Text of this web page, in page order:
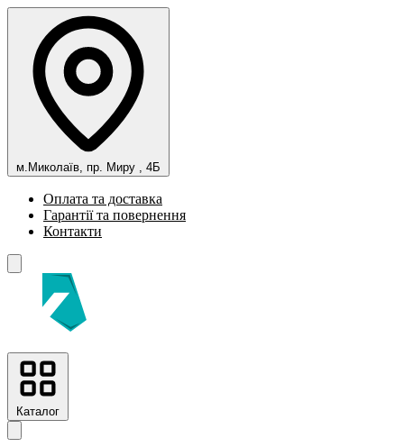
м.Миколаїв, пр. Миру , 4Б
Оплата та доставка
Гарантії та повернення
Контакти
Каталог